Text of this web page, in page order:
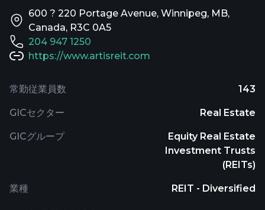
600 ? 220 Portage Avenue, Winnipeg, MB,
Canada, R3C 0A5
204 947 1250
https://www.artisreit.com
常勤従業員数 143
GICセクター Real Estate
GICグループ
Equity Real Estate
Investment Trusts
(REITs)
業種 REIT - Diversified